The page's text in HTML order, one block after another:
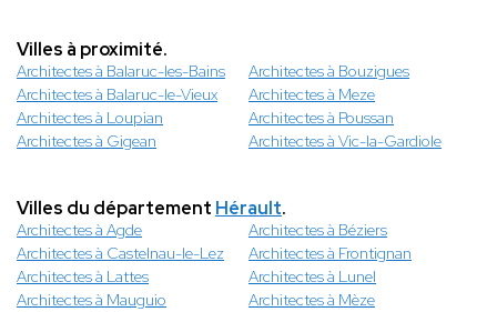
Villes à proximité.
Architectes à Balaruc-les-Bains
Architectes à Bouzigues
Architectes à Balaruc-le-Vieux
Architectes à Meze
Architectes à Loupian
Architectes à Poussan
Architectes à Gigean
Architectes à Vic-la-Gardiole
Villes du département Hérault.
Architectes à Agde
Architectes à Béziers
Architectes à Castelnau-le-Lez
Architectes à Frontignan
Architectes à Lattes
Architectes à Lunel
Architectes à Mauguio
Architectes à Mèze